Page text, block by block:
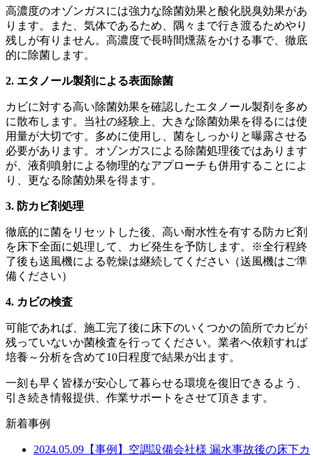
高濃度のオゾンガスには強力な除菌効果と酸化脱臭効果があ
ります。また、気体であるため、隅々まで行き渡るためやり
残しが有りません。高濃度で長時間燻蒸をかける事で、徹底
的に除菌します。
2. エタノール製剤による表面除菌
カビに対する高い除菌効果を確認したエタノール製剤を多め
に散布します。当社の経験上、大きな除菌効果を得るには使
用量が大切です。多めに使用し、菌をしっかりと曝露させる
必要があります。オゾンガスによる除菌処理後ではあります
が、液剤噴射による物理的なアプローチも併用することによ
り、更なる除菌効果を得ます。
3. 防カビ剤処理
徹底的に菌をリセットした後、高い耐水性を有する防カビ剤
を床下全面に処理して、カビ発生を予防します。※全行程終
了後も送風機による乾燥は継続してください（送風機はご準
備ください）
4. カビの検査
可能であれば、施工完了後に床下のいくつかの箇所でカビが
残っていないか菌検査を行ってください。業者へ依頼すれば
培養～分析を含めて10日程度で結果が出ます。
一刻も早く皆様が安心して暮らせる環境を復旧できるよう、
引き続き情報提供、作業サポートをさせて頂きます。
新着事例
2024.05.09 【事例】空調設備会社様 漏水事故後の床下カ